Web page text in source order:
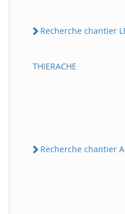
Recherche chantier
THIERACHE
Recherche chantier